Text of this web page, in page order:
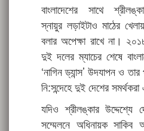
বাংলাদেশের সাথে
স্নায়ুর লড়াইটাও মাঠের
বলার অপেক্ষা রাখে না।
দুই দলের ম্যাচের শেষে
‘নাগিন ড্যান্স’ উদযাপন ও
নি:সন্দেহে দুই দেশের
যদিও শ্রীলঙ্কার উদ্দেশ্যে
সম্মেলনে অধিনায়ক সাকিব